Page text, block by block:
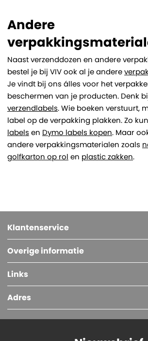
Andere
Naast verzenddozen en andere
bestel je bij VIV ook al je andere
Je vindt bij ons álles voor het
beschermen van je producten. Denk
verzendlabels. Wie boeken verstuurt,
label op de verpakking plakken. Zo
labels en Dymo labels kopen. Maar
andere verpakkingsmaterialen zoals
golfkarton op rol en plastic zakken.
Klantenservice
Overige informatie
Links
Adres